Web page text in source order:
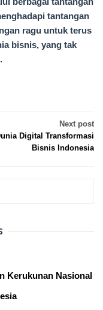
tantangan
ragu untuk terus
bisnis, yang tak
Next post
Digital Transformasi
Bisnis Indonesia
Kerukunan Nasional